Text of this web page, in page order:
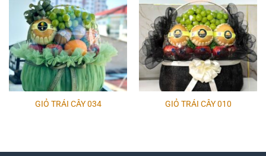
GIỎ TRÁI CÂY 034 GIỎ TRÁI CÂY 010